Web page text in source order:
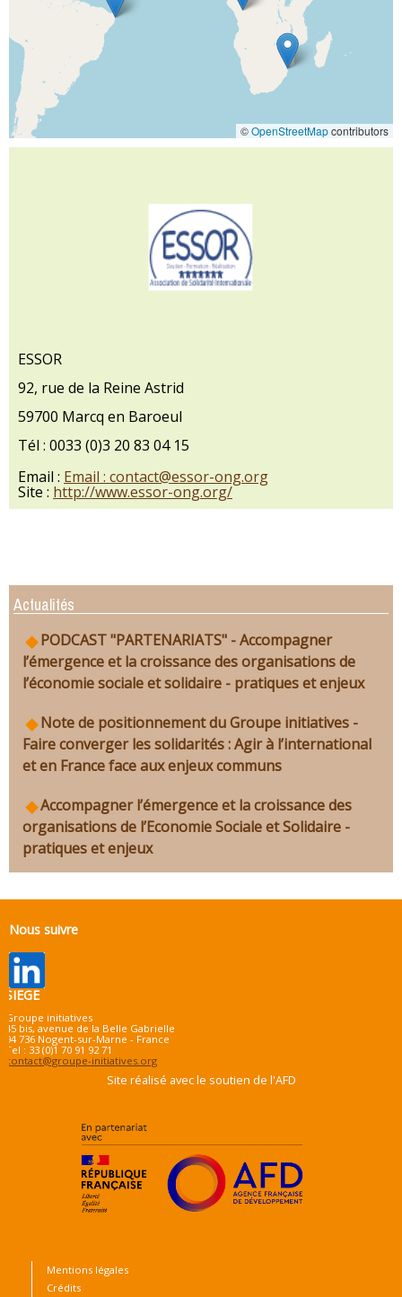
©OpenStreetMapcontributors
ESSOR
92, rue de la Reine Astrid
59700 Marcq en Baroeul
Tél : 0033 (0)3 20 83 04 15
Email : Email : contact@essor-ong.org
Site : http://www.essor-ong.org/
Actualités
PODCAST "PARTENARIATS" - Accompagner
l’émergence et la croissance des organisations de
l’économie sociale et solidaire - pratiques et enjeux
Note de positionnement du Groupe initiatives -
Faire converger les solidarités : Agir à l’international
et en France face aux enjeux communs
Accompagner l’émergence et la croissance des
organisations de l’Economie Sociale et Solidaire -
pratiques et enjeux
Nous suivre
SIEGE
Groupe initiatives
45 bis, avenue de la Belle Gabrielle
94 736 Nogent-sur-Marne - France
Tel : 33 (0)1 70 91 92 71
contact@groupe-initiatives.org
Site réalisé avec le soutien de l'AFD
Mentions légales
Crédits